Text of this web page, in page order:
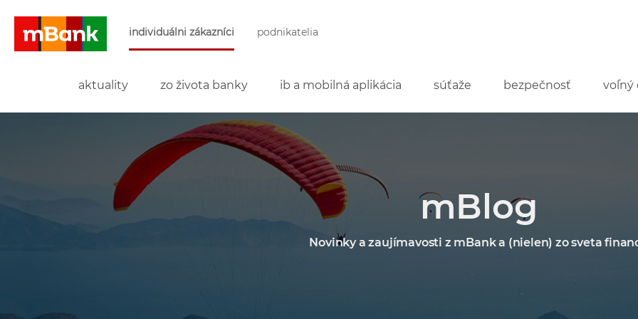
individuálni zákazníci podnikatelia
aktuality zo života banky ib a mobilná aplikácia súťaže bezpečnosť voľný
mBlog
Novinky a zaujímavosti z mBank a (nielen) zo sveta